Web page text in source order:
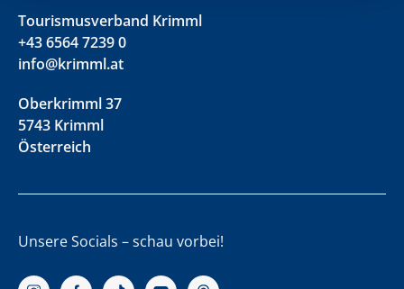
Tourismusverband Krimml
+43 6564 7239 0
info@krimml.at
Oberkrimml 37
5743 Krimml
Österreich
Unsere Socials – schau vorbei!